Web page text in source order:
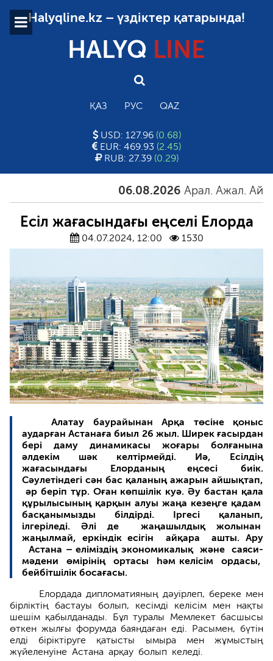
Halyqline.kz – үздіктер қатарында!
HALYQ LINE
ҚАЗ РУС QAZ
USD: 127.96 (0.68)
EUR: 469.93 (2.45)
RUB: 27.39 (0.29)
06.08.2026 Арал. Ажал. Айғақ
Есіл жағасындағы еңселі Елорда
04.07.2024, 12:00 1530
Алатау баурайынан Арқа төсіне қоныс
аударған Астанаға биыл 26 жыл. Ширек ғасырдан
бері даму динамикасы жоғары болғанына
әлдекім шәк келтірмейді. Иә, Есілдің
жағасындағы Елорданың еңсесі биік.
Сәулетіндегі сән бас қаланың ажарын айшықтап,
әр беріп тұр. Оған көпшілік куә. Әу бастан қала
құрылысының қарқын алуы жаңа кезеңге қадам
басқанымызды білдірді. Іргесі қаланып,
ілгеріледі. Әлі де жаңашылдық жолынан
жаңылмай, еркіндік есігін айқара ашты. Ару
Астана – еліміздің экономикалық және саяси-
мәдени өмірінің ортасы һәм келісім ордасы,
бейбітшілік босағасы.
Елордада дипломатияның дәуірлеп, береке мен
бірліктің бастауы болып, кесімді келісім мен нақты
шешім қабылданады. Бұл туралы Мемлекет басшысы
өткен жылғы форумда баяндаған еді. Расымен, бүтін
елді біріктіруге қатысты ымыра мен жұмыстың
жүйеленуіне Астана арқау болып келеді.